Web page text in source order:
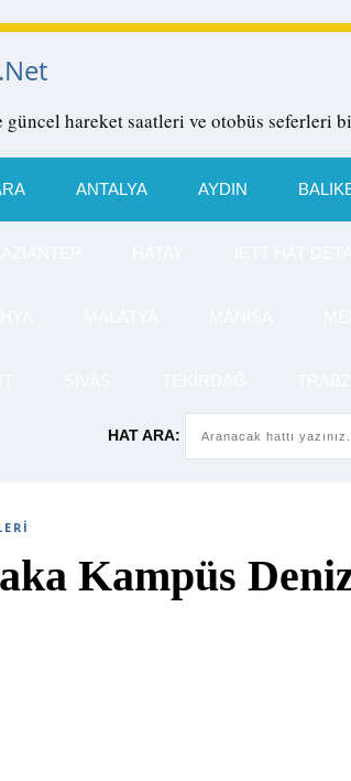
güncel hareket saatleri ve otobüs seferleri
ANTALYA AYDIN
HAT ARA:
Kampüs